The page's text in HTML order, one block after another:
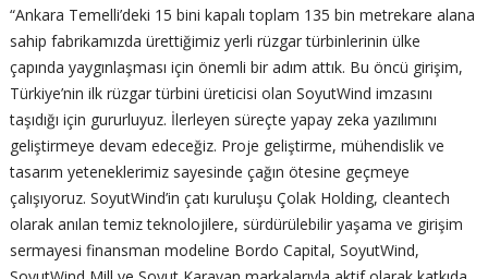
“Ankara Temelli’deki 15 bini kapalı toplam 135 bin metrekare alana
sahip fabrikamızda ürettiğimiz yerli rüzgar türbinlerinin ülke
çapında yaygınlaşması için önemli bir adım attık. Bu öncü girişim,
Türkiye’nin ilk rüzgar türbini üreticisi olan SoyutWind imzasını
taşıdığı için gururluyuz. İlerleyen süreçte yapay zeka yazılımını
geliştirmeye devam edeceğiz. Proje geliştirme, mühendislik ve
tasarım yeteneklerimiz sayesinde çağın ötesine geçmeye
çalışıyoruz. SoyutWind’in çatı kuruluşu Çolak Holding, cleantech
olarak anılan temiz teknolojilere, sürdürülebilir yaşama ve girişim
sermayesi finansman modeline Bordo Capital, SoyutWind,